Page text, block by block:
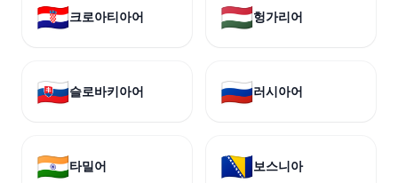
🇭🇷크로아티아어 🇭🇺헝가리어
🇸🇰슬로바키아어 🇷🇺러시아어
🇮🇳타밀어 🇧🇦보스니아